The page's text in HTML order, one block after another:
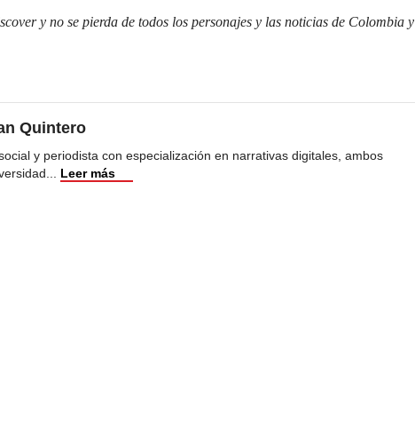
y no se pierda de todos los personajes y las noticias de Colombia y
Quintero
y periodista con especialización en narrativas digitales, ambos
... Leer más